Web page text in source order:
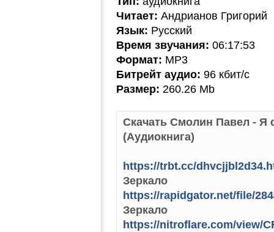
Читает: Андрианов Григорий
Язык: Русский
Время звучания: 06:17:53
Формат: MP3
Битрейт аудио: 96 кбит/c
Размер: 260.26 Mb
Скачать Смолин Павел - Я
(Аудиокнига)
https://trbt.cc/
Зеркало
https://rapidgator.net/file/
Зеркало
https://nitroflare.com/view/